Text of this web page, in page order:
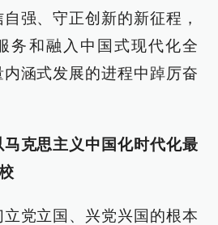
强、守正创新的新征程，
务和融入中国式现代化全
涵式发展的进程中踔厉奋
克思主义中国化时代化最
党立国、兴党兴国的根本